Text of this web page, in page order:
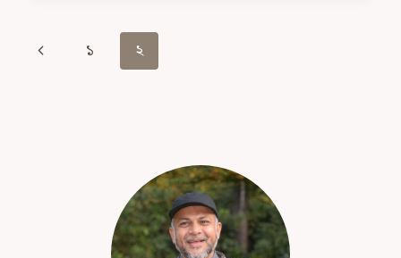
Page
Navigation
Previous
১ ২